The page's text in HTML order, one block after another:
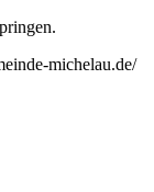
michelau.de/